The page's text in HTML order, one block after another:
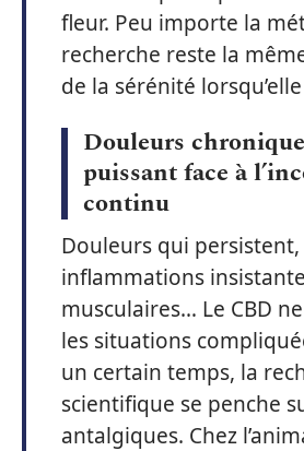
fleur. Peu importe la
recherche reste la
de la sérénité lorsqu’elle
Douleurs
puissant face à
continu
Douleurs qui persistent,
inflammations
musculaires… Le CBD
les situations
un certain temps, la
scientifique se penche
antalgiques. Chez